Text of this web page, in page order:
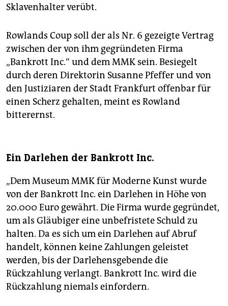
Sklavenhalter verübt.
Rowlands Coup soll der als Nr. 6 gezeigte Vertrag
zwischen der von ihm gegründeten Firma
„Bankrott Inc.“ und dem MMK sein. Besiegelt
durch deren Direktorin Susanne Pfeffer und von
den Justiziaren der Stadt Frankfurt offenbar für
einen Scherz gehalten, meint es Rowland
bitterernst.
Ein Darlehen der Bankrott Inc.
„Dem Museum MMK für Moderne Kunst wurde
von der Bankrott Inc. ein Darlehen in Höhe von
20.000 Euro gewährt. Die Firma wurde gegründet,
um als Gläubiger eine unbefristete Schuld zu
halten. Da es sich um ein Darlehen auf Abruf
handelt, können keine Zahlungen geleistet
werden, bis der Darlehensgebende die
Rückzahlung verlangt. Bankrott Inc. wird die
Rückzahlung niemals einfordern.